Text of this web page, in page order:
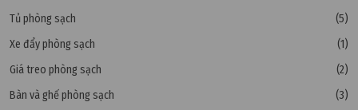
Tủ phòng sạch
(5)
Xe đẩy phòng sạch
(1)
Giá treo phòng sạch
(2)
Bàn và ghế phòng sạch
(3)